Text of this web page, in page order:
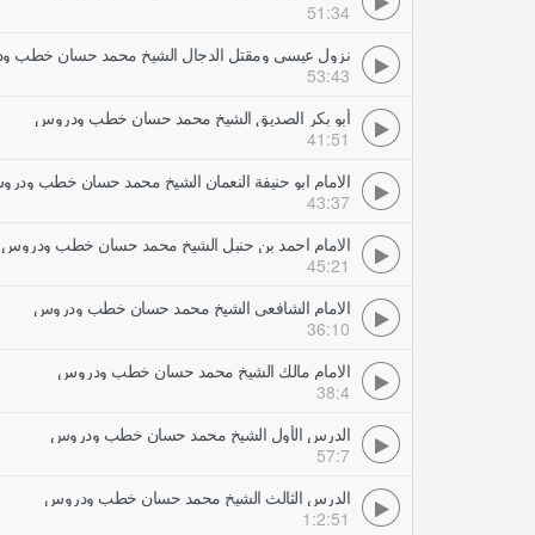
51:34
نزول عيسى ومقتل الدجال الشيخ محمد حسان خطب
53:43
أبو بكر الصديق الشيخ محمد حسان خطب ودروس
41:51
الامام ابو حنيفة النعمان الشيخ محمد حسان خطب
43:37
الامام احمد بن حنبل الشيخ محمد حسان خطب ودروس
45:21
الامام الشافعى الشيخ محمد حسان خطب ودروس
36:10
الامام مالك الشيخ محمد حسان خطب ودروس
38:4
الدرس الأول الشيخ محمد حسان خطب ودروس
57:7
الدرس الثالث الشيخ محمد حسان خطب ودروس
1:2:51